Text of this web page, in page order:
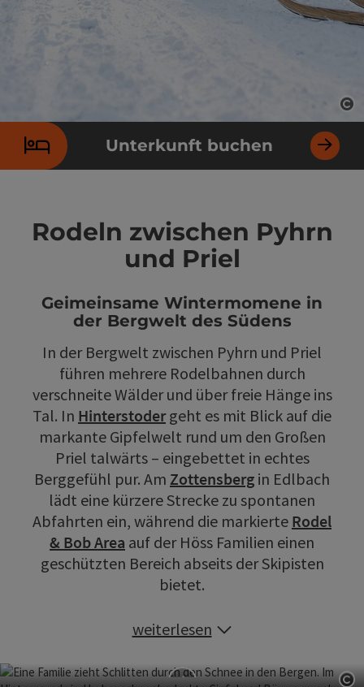
Unterkunft buchen
Rodeln zwischen Pyhrn
und Priel
Geimeinsame Wintermomene in
der Bergwelt des Südens
In der Bergwelt zwischen Pyhrn und Priel
führen mehrere Rodelbahnen durch
verschneite Wälder und über freie Hänge ins
Tal. In Hinterstodergeht es mit Blick auf die
markante Gipfelwelt rund um den Großen
Priel talwärts – eingebettet in echtes
Berggefühl pur. Am Zottensberg in Edlbach
lädt eine kürzere Strecke zu spontanen
Abfahrten ein, während die markierte Rodel
& Bob Area auf der Höss Familien einen
geschützten Bereich abseits der Skipisten
bietet.
weiterlesen